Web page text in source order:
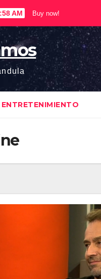
AM Buy now!
ENTRETENIMIENTO